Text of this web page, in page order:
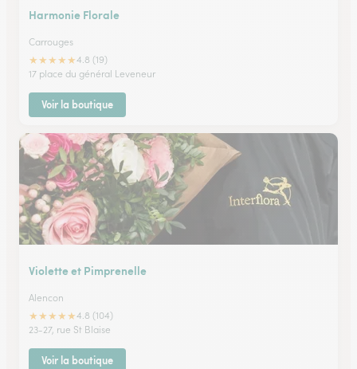
Harmonie Florale
Carrouges
★★★★★4.8 (19)
17 place du général Leveneur
Voir la boutique
Violette et Pimprenelle
Alencon
★★★★★4.8 (104)
23-27, rue St Blaise
Voir la boutique